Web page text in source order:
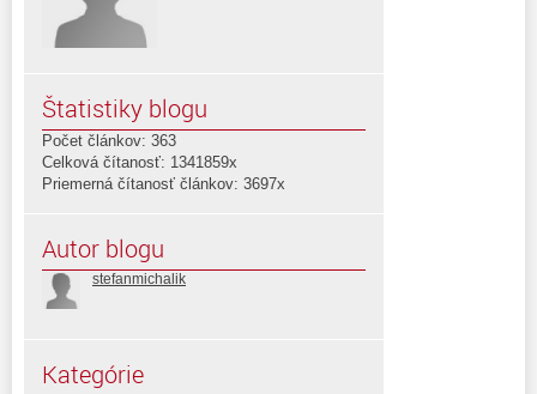
Štatistiky blogu
Počet článkov: 363
Celková čítanosť: 1341859x
Priemerná čítanosť článkov: 3697x
Autor blogu
stefanmichalik
Kategórie